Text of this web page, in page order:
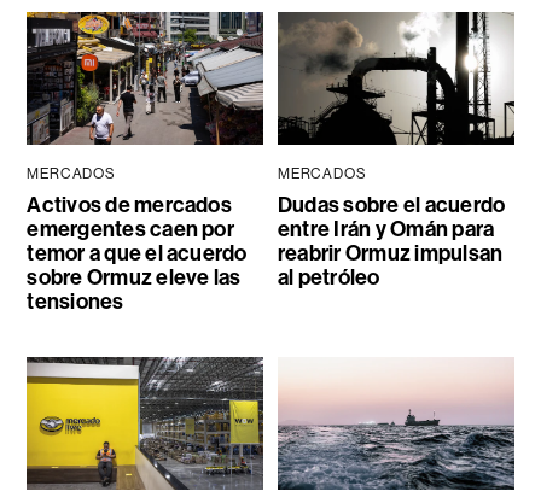
MERCADOS
Activos de mercados
emergentes caen por
temor a que el acuerdo
sobre Ormuz eleve las
tensiones
MERCADOS
Dudas sobre el acuerdo
entre Irán y Omán para
reabrir Ormuz impulsan
al petróleo